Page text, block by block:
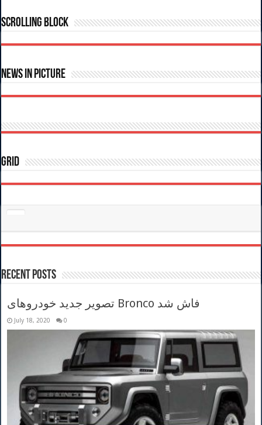
Scrolling Block
News In Picture
Grid
Recent Posts
تصویر جدید خودروهای Bronco فاش شد
July 18, 2020 0